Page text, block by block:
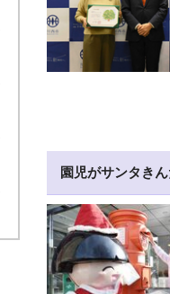
園児がサンタき